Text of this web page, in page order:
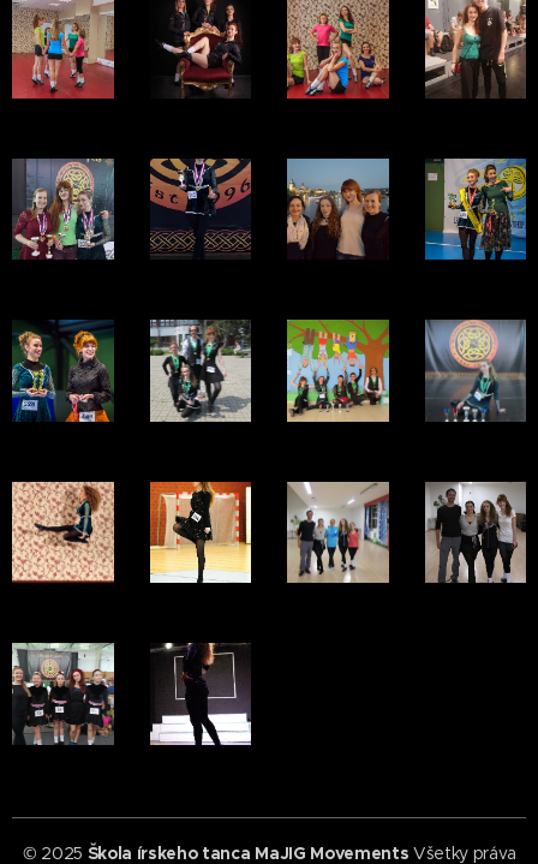
© 2025 Škola írskeho tanca MaJIG MovementsVšetky práva